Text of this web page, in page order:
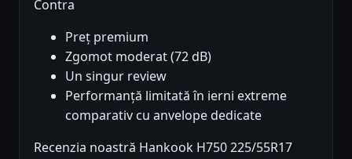
Contra
Preț premium
Zgomot moderat (72 dB)
Un singur review
Performanță limitată în ierni extreme
comparativ cu anvelope dedicate
Recenzia noastră Hankook H750 225/55R17